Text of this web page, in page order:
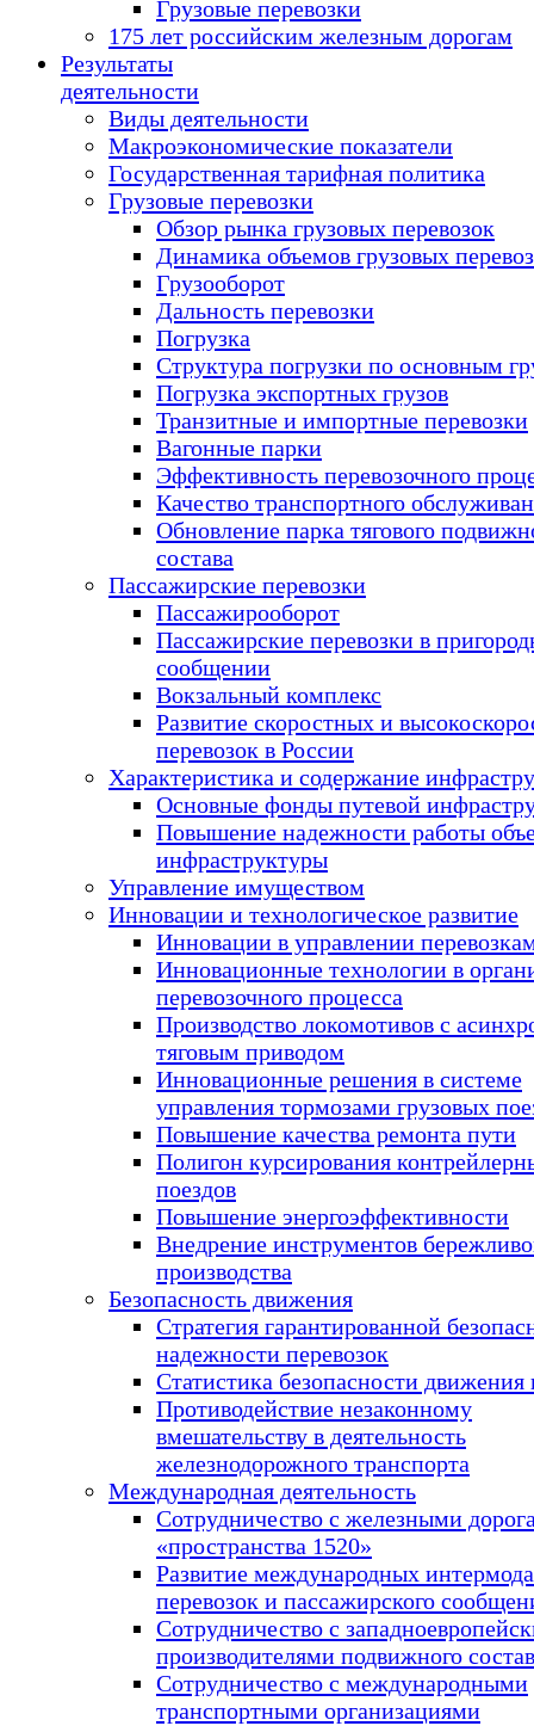
Грузовые перевозки
175 лет российским железным дорогам
Результаты
деятельности
Виды деятельности
Макроэкономические показатели
Государственная тарифная политика
Грузовые перевозки
Обзор рынка грузовых перевозок
Динамика объемов грузовых
Грузооборот
Дальность перевозки
Погрузка
Структура погрузки по основным
Погрузка экспортных грузов
Транзитные и импортные перевозки
Вагонные парки
Эффективность перевозочного
Качество транспортного
Обновление парка тягового
состава
Пассажирские перевозки
Пассажирооборот
Пассажирские перевозки в
сообщении
Вокзальный комплекс
Развитие скоростных и
перевозок в России
Характеристика и содержание
Основные фонды путевой
Повышение надежности работы
инфраструктуры
Управление имуществом
Инновации и технологическое развитие
Инновации в управлении
Инновационные технологии в
перевозочного процесса
Производство локомотивов с
тяговым приводом
Инновационные решения в системе
управления тормозами грузовых
Повышение качества ремонта пути
Полигон курсирования
поездов
Повышение энергоэффективности
Внедрение инструментов
производства
Безопасность движения
Стратегия гарантированной
надежности перевозок
Статистика безопасности движения
Противодействие незаконному
вмешательству в деятельность
железнодорожного транспорта
Международная деятельность
Сотрудничество с железными
«пространства 1520»
Развитие международных
перевозок и пассажирского
Сотрудничество с
производителями подвижного
Сотрудничество с международными
транспортными организациями